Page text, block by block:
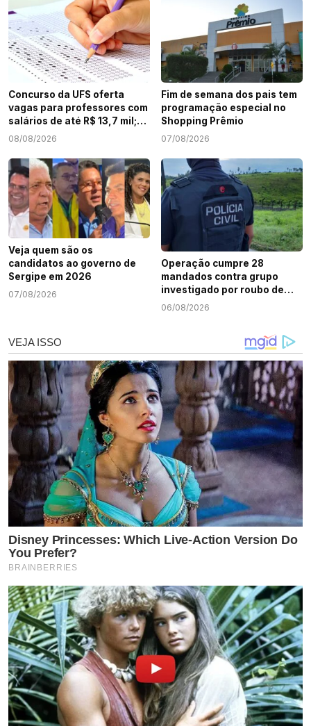
Concurso da UFS oferta
vagas para professores com
salários de até R$ 13,7 mil;
veja como participar
08/08/2026
Fim de semana dos pais tem
programação especial no
Shopping Prêmio
07/08/2026
Veja quem são os
candidatos ao governo de
Sergipe em 2026
07/08/2026
Operação cumpre 28
mandados contra grupo
investigado por roubo de
cargas e tráfico de drogas
06/08/2026